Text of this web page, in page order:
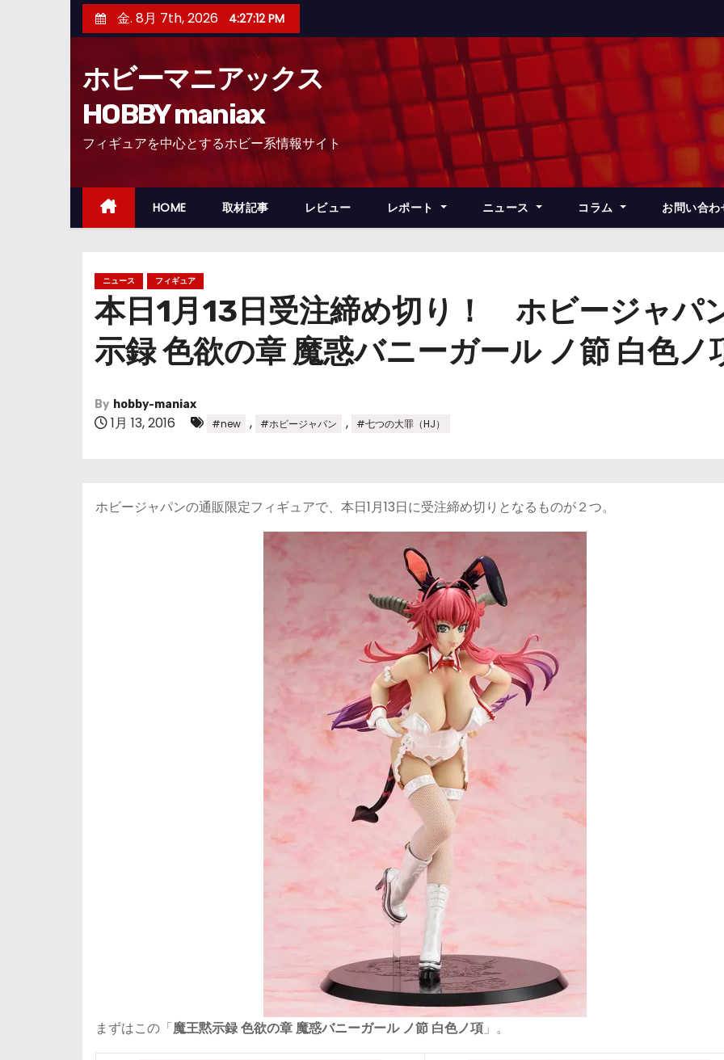
ン
ッ
金. 8月 7th, 2026 4:27:13 PM
ホビーマニアックス
HOBBY maniax
フィギュアを中心とするホビー系情報サイト
HOME 取材記事 レビュー レポート ニュース コラム お問い合わ
ニュース フィギュア
本日1月13日受注締め切り！ ホビージャパ
示録 色欲の章 魔惑バニーガール ノ節 白色ノ
By hobby-maniax
1月 13, 2016 #new , #ホビージャパン , #七つの大罪（HJ）
ホビージャパンの通販限定フィギュアで、本日1月13日に受注締め切りとなるものが２つ。
まずはこの「魔王黙示録 色欲の章 魔惑バニーガール ノ節 白色ノ項 」。